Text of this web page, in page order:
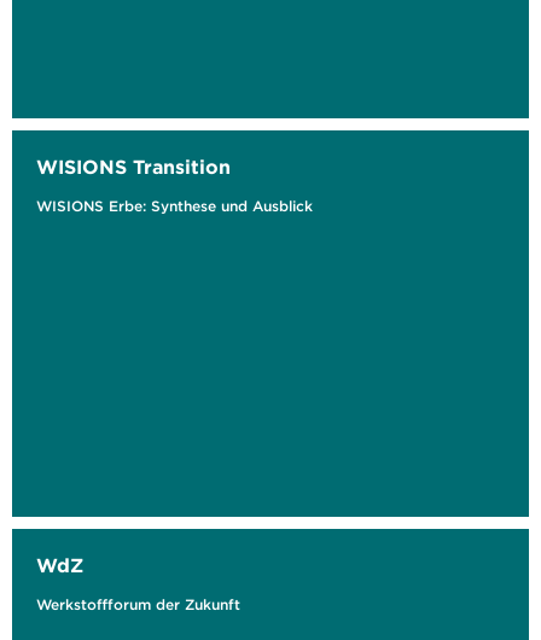
WISIONS Transition
WISIONS Erbe: Synthese und Ausblick
WdZ
Werkstoffforum der Zukunft